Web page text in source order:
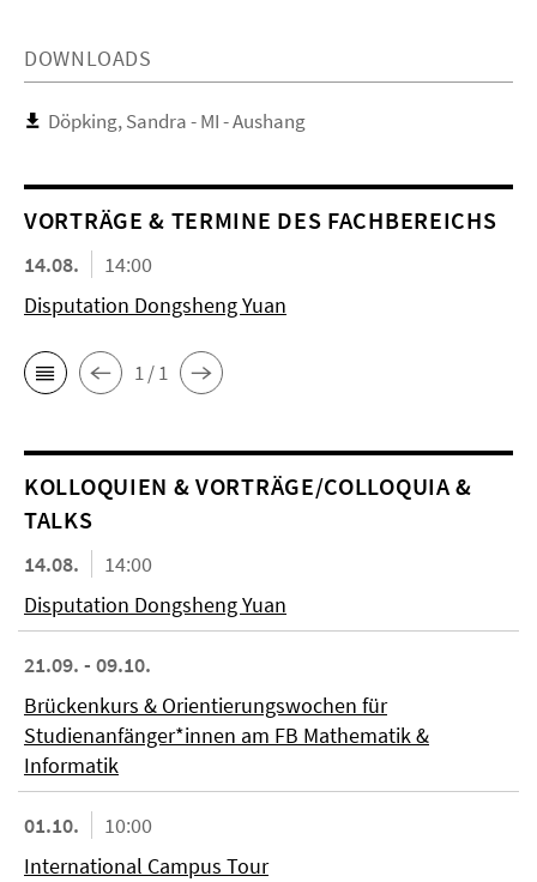
DOWNLOADS
Döpking, Sandra - MI - Aushang
VORTRÄGE & TERMINE DES FACHBEREICHS
14.08.
14:00
Disputation Dongsheng Yuan
1 / 1
KOL­LO­QUIEN & VORTRÄGE/COLLOQUIA &
TALKS
14.08.
14:00
Disputation Dongsheng Yuan
21.09. - 09.10.
Brückenkurs & Orientierungswochen für
Studienanfänger*innen am FB Mathematik &
Informatik
01.10.
10:00
International Campus Tour